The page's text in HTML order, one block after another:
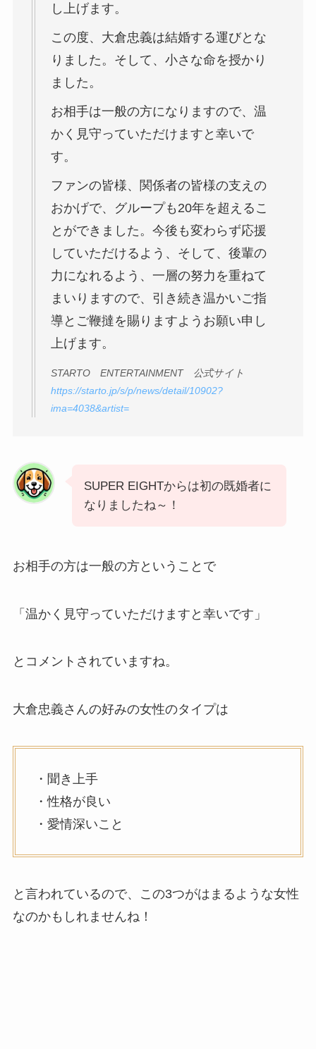
し上げます。
この度、大倉忠義は結婚する運びとな
りました。そして、小さな命を授かり
ました。
お相手は一般の方になりますので、温
かく見守っていただけますと幸いで
す。
ファンの皆様、関係者の皆様の支えの
おかげで、グループも20年を超えるこ
とができました。今後も変わらず応援
していただけるよう、そして、後輩の
力になれるよう、一層の努力を重ねて
まいりますので、引き続き温かいご指
導とご鞭撻を賜りますようお願い申し
上げます。
STARTO ENTERTAINMENT 公式サイト
https://starto.jp/s/p/news/detail/10902?
ima=4038&artist=
SUPER EIGHTからは初の既婚者に
なりましたね～！
お相手の方は一般の方ということで
「温かく見守っていただけますと幸いです」
とコメントされていますね。
大倉忠義さんの好みの女性のタイプは
・聞き上手
・性格が良い
・愛情深いこと
と言われているので、この3つがはまるような女性
なのかもしれませんね！